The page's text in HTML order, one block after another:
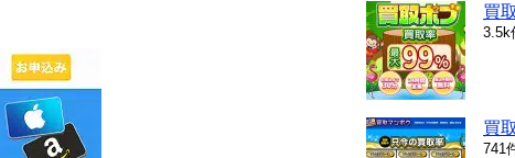
買
3.5k
買
741